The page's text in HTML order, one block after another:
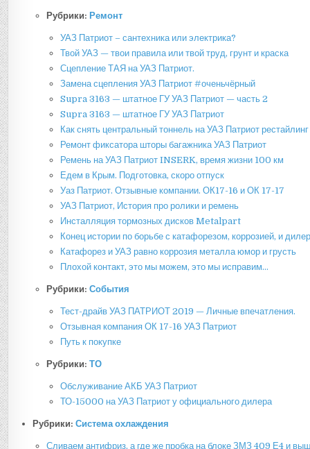
Рубрики: Ремонт
УАЗ Патриот – сантехника или электрика?
Твой УАЗ — твои правила или твой труд, грунт и краска
Сцепление ТАЯ на УАЗ Патриот.
Замена сцепления УАЗ Патриот #оченьчёрный
Supra 3163 — штатное ГУ УАЗ Патриот — часть 2
Supra 3163 — штатное ГУ УАЗ Патриот
Как снять центральный тоннель на УАЗ Патриот рестайлинг
Ремонт фиксатора шторы багажника УАЗ Патриот
Ремень на УАЗ Патриот INSERK, время жизни 100 км
Едем в Крым. Подготовка, скоро отпуск
Уаз Патриот. Отзывные компании. ОК17-16 и ОК 17-17
УАЗ Патриот, История про ролики и ремень
Инсталляция тормозных дисков Metalpart
Конец истории по борьбе с катафорезом, коррозией, и
Катафорез и УАЗ равно коррозия металла юмор и грусть
Плохой контакт, это мы можем, это мы исправим…
Рубрики:События
Тест-драйв УАЗ ПАТРИОТ 2019 — Личные впечатления.
Отзывная компания ОК 17-16 УАЗ Патриот
Путь к покупке
Рубрики:ТО
Обслуживание АКБ УАЗ Патриот
ТО-15000 на УАЗ Патриот у официального дилера
Рубрики:Система охлаждения
Сливаем антифриз, а где же пробка на блоке ЗМЗ 409 Е4 и